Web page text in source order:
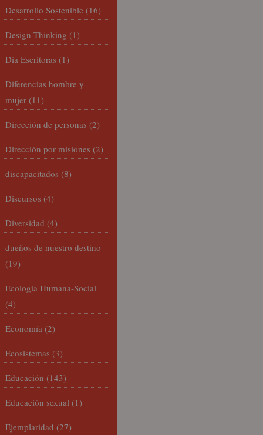
Desarrollo Sostenible (16)
Design Thinking (1)
Día Escritoras (1)
Diferencias hombre y
mujer (11)
Dirección de personas (2)
Dirección por misiones (2)
discapacitados (8)
Discursos (4)
Diversidad (4)
dueños de nuestro destino
(19)
Ecología Humana-Social
(4)
Economía (2)
Ecosistemas (3)
Educación (143)
Educación sexual (1)
Ejemplaridad (27)